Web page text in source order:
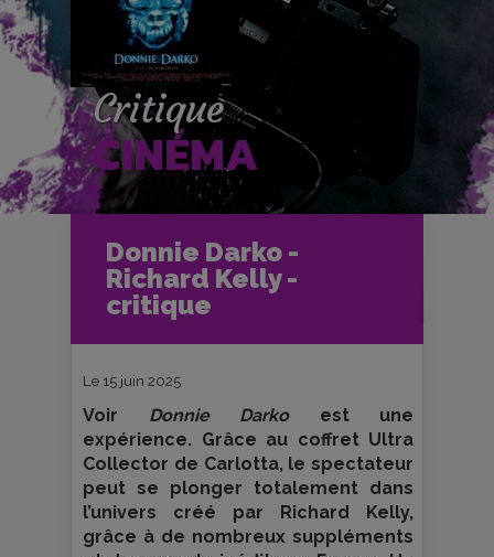
Critique
CINÉMA
Donnie Darko -
Richard Kelly -
critique
Accueil
Cinéma
Critiques et fiches films
Donnie Darko - Richard Kelly -
critique
Le 15 juin 2025
Voir Donnie Darkoest une
expérience. Grâce au coffret Ultra
Collector de Carlotta, le spectateur
peut se plonger totalement dans
l’univers créé par Richard Kelly,
grâce à de nombreux suppléments